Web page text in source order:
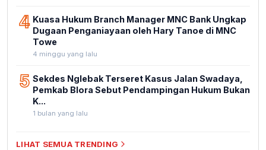
4 Kuasa Hukum Branch Manager MNC Bank Ungkap
Dugaan Penganiayaan oleh Hary Tanoe di MNC
Towe
4 minggu yang lalu
5 Sekdes Nglebak Terseret Kasus Jalan Swadaya,
Pemkab Blora Sebut Pendampingan Hukum Bukan
K...
1 bulan yang lalu
LIHAT SEMUA TRENDING